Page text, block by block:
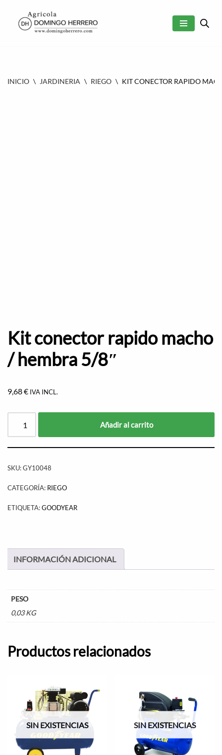
SALTAR
INICIO \ JARDINERIA \ RIEGO \ KIT CONECTOR RAPIDO
Kit conector rapido macho
/ hembra 5/8″
9,68€ IVA INCL.
Añadir al carrito
SKU:GY10048
CATEGORÍA: RIEGO
ETIQUETA:GOODYEAR
INFORMACIÓN ADICIONAL
PESO
0,03 KG
Productos relacionados
SIN EXISTENCIAS SIN EXISTENCIAS